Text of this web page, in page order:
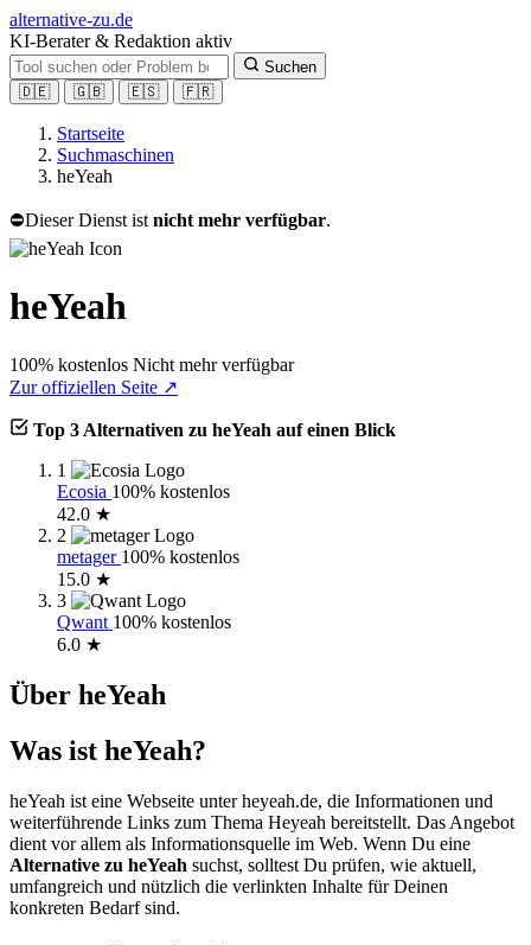
alternative-zu.de
KI-Berater & Redaktion aktiv
Suchen
🇩🇪
🇬🇧 🇪🇸 🇫🇷
Startseite
Suchmaschinen
heYeah
⛔Dieser Dienst ist nicht mehr verfügbar.
heYeah
100% kostenlos Nicht mehr verfügbar
Zur offiziellen Seite ↗
Top 3 Alternativen zu heYeah auf einen Blick
1
Ecosia 100% kostenlos
42.0 ★
2
metager 100% kostenlos
15.0 ★
3
Qwant 100% kostenlos
6.0 ★
Über heYeah
Was ist heYeah?
heYeah ist eine Webseite unter heyeah.de, die Informationen und
weiterführende Links zum Thema Heyeah bereitstellt. Das Angebot
dient vor allem als Informationsquelle im Web. Wenn Du eine
Alternative zu heYeah suchst, solltest Du prüfen, wie aktuell,
umfangreich und nützlich die verlinkten Inhalte für Deinen
konkreten Bedarf sind.